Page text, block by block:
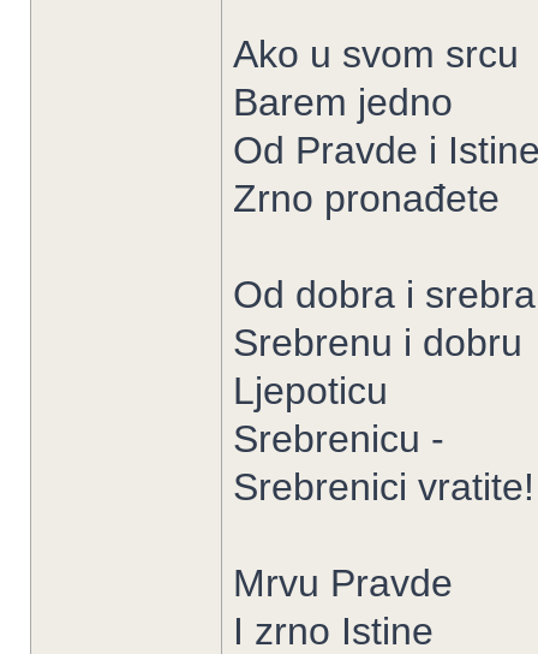
Ako u svom srcu
Barem jedno
Od Pravde i
Zrno pronađete
Od dobra i srebra
Srebrenu i dobru
Ljepoticu
Srebrenicu -
Srebrenici vratite!
Mrvu Pravde
I zrno Istine